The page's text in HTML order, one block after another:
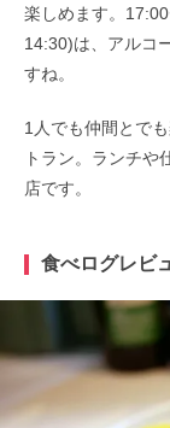
楽しめます。
14:30)は、アルコ
すね。
1人でも仲間とで
トラン。ランチや
店です。
食べログレビ